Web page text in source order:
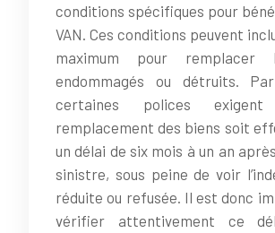
conditions spécifiques pour
VAN. Ces conditions peuvent
maximum pour remplacer
endommagés ou détruits.
certaines polices
remplacement des biens soit
un délai de six mois à un an
sinistre, sous peine de voir
réduite ou refusée. Il est donc
vérifier attentivement ce